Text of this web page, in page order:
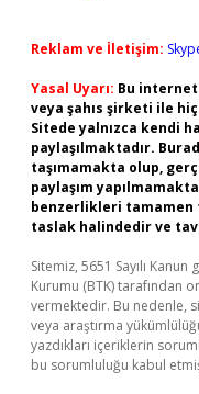
Reklam ve İletişim:
Yasal Uyarı: Bu
veya şahıs şirketi ile
Sitede yalnızca kendi
paylaşılmaktadır.
taşımamakta olup,
paylaşım
benzerlikleri
taslak halindedir ve
Sitemiz, 5651 Sayılı
Kurumu (BTK) tarafından
vermektedir. Bu nedenle,
veya araştırma
yazdıkları içeriklerin
bu sorumluluğu kabul